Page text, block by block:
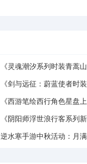
《灵魂潮汐系列时装青蒿
《剑与远征：蔚蓝使者时
《阴阳师浮世浪行客系列
逆水寒手游中秋活动：月